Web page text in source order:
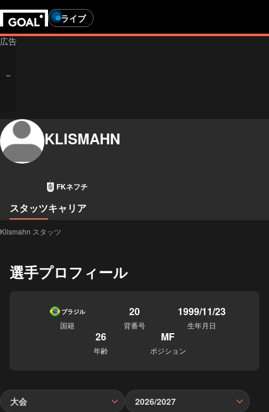
ライブ
KLISMAHN
FKネフチ
スタッツキャリア
Klismahn スタッツ
選手プロフィール
ブラジル
国籍
20
背番号
1999/11/23
生年月日
26
年齢
MF
ポジション
大会 2026/2027